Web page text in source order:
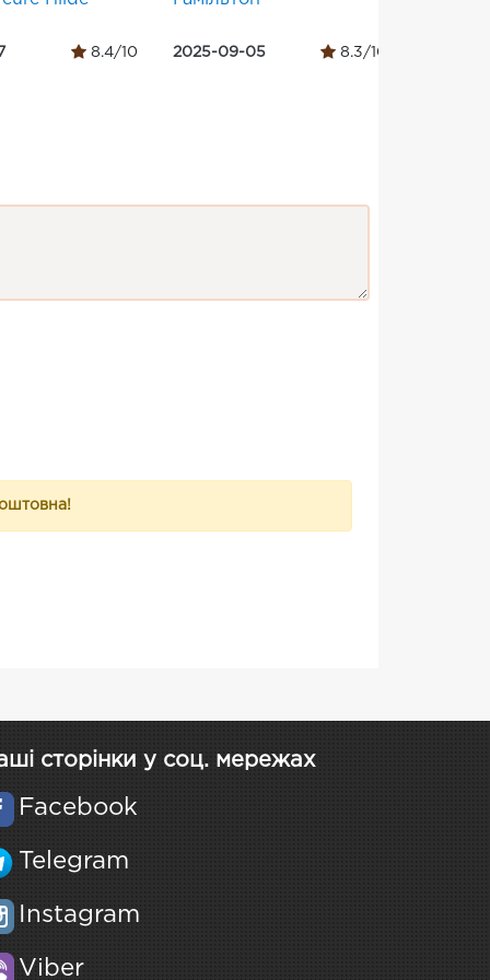
8.4/10 2025-09-05 8.3/10
сторінки у соц. мережах
Facebook
Telegram
Instagram
Viber